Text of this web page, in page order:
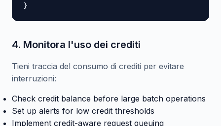
}
4. Monitora l'uso dei crediti
Tieni traccia del consumo di crediti per evitare
interruzioni:
Check credit balance before large batch operations
Set up alerts for low credit thresholds
Implement credit-aware request queuing